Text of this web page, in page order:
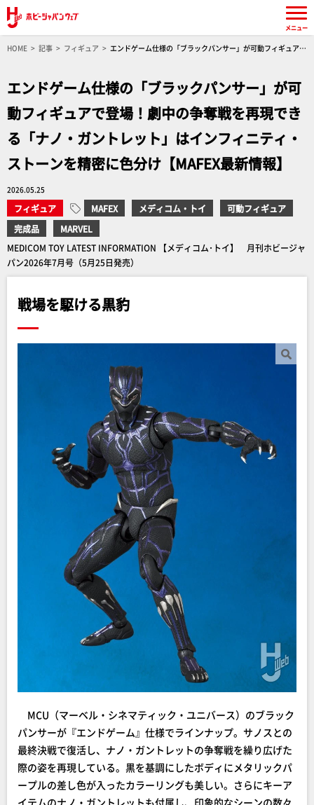
HOME 記事 フィギュア
エンドゲーム仕様の「ブラックパンサー」が可動フィギュアで
エンドゲーム仕様の「ブラックパンサー」が可
動フィギュアで登場！劇中の争奪戦を再現でき
る「ナノ・ガントレット」はインフィニティ・
ストーンを精密に色分け【MAFEX最新情報】
2026.05.25
フィギュア MAFEX メディコム・トイ
可動フィギュア
完成品
MARVEL
MEDICOM TOY LATEST INFORMATION 【メディコム･トイ】 月刊ホビージャ
パン2026年7月号（5月25日発売）
戦場を駆ける黒豹
MCU（マーベル・シネマティック・ユニバース）のブラック
パンサーが『エンドゲーム』仕様でラインナップ。サノスとの
最終決戦で復活し、ナノ・ガントレットの争奪戦を繰り広げた
際の姿を再現している。黒を基調にしたボディにメタリックパ
ープルの差し色が入ったカラーリングも美しい。さらにキーア
イテムのナノ・ガントレットも付属し、印象的なシーンの数々
メニュー